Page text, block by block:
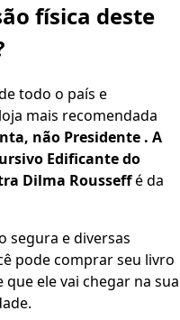
física deste
todo o país e
mais recomendada
não Presidente . A
Edificante do
Dilma Rousseffé da
segura e diversas
pode comprar seu livro
ele vai chegar na sua